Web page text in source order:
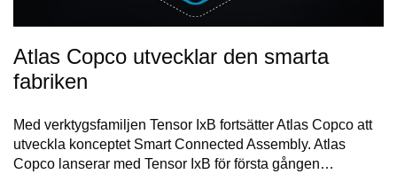
Atlas Copco utvecklar den smarta
fabriken
Med verktygsfamiljen Tensor IxB fortsätter Atlas Copco att
utveckla konceptet Smart Connected Assembly. Atlas
Copco lanserar med Tensor IxB för första gången…